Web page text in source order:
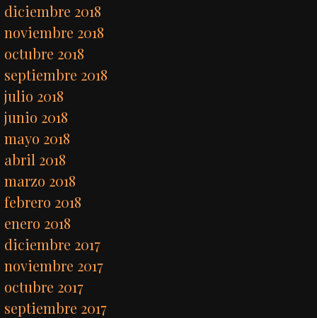
diciembre 2018
noviembre 2018
octubre 2018
septiembre 2018
julio 2018
junio 2018
mayo 2018
abril 2018
marzo 2018
febrero 2018
enero 2018
diciembre 2017
noviembre 2017
octubre 2017
septiembre 2017